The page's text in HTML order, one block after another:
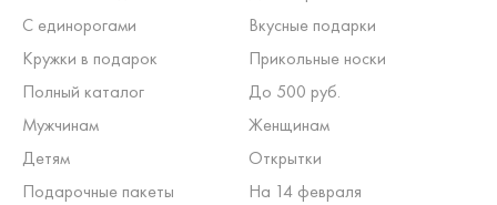
С единорогами
Вкусные подарки
Кружки в подарок
Прикольные носки
Полный каталог
До 500 руб.
Мужчинам
Женщинам
Детям
Открытки
Подарочные пакеты
На 14 февраля